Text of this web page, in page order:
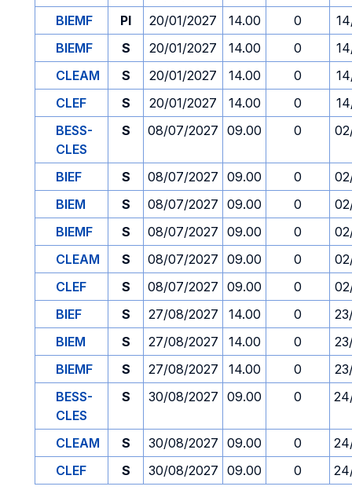
BIEMF
PI 20/01/2027 14.00 0
BIEMF
S 20/01/2027 14.00 0
CLEAM
S 20/01/2027 14.00 0
CLEF
S 20/01/2027 14.00 0
BESS-
CLES
S 08/07/2027 09.00 0
BIEF S 08/07/2027 09.00 0
BIEM
S 08/07/2027 09.00 0
BIEMF
S 08/07/2027 09.00 0
CLEAM
S 08/07/2027 09.00 0
CLEF
S 08/07/2027 09.00 0
BIEF
S 27/08/2027 14.00 0
BIEM
S 27/08/2027 14.00 0
BIEMF
S 27/08/2027 14.00 0
BESS-
CLES
S 30/08/2027 09.00 0
CLEAM S 30/08/2027 09.00 0
CLEF
S 30/08/2027 09.00 0